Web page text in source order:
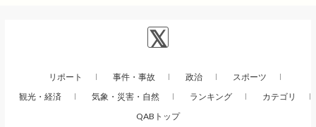
リポート 事件・事故 政治
スポーツ
観光・経済
気象・災害・自然 ランキング
カテゴリ
QABトップ